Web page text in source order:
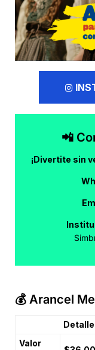
📲
¡Divertite sin
💰 Arancel
Valor